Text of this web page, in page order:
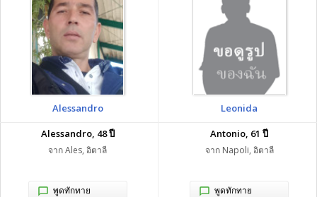
Alessandro
Alessandro, 48 ปี
จาก Ales, อิตาลี
พูดทักทาย
Leonida
Antonio, 61 ปี
จาก Napoli, อิตาลี
พูดทักทาย